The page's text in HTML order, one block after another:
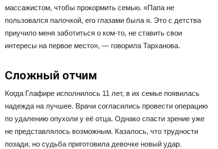
массажистом, чтобы прокормить семью. «Папа не
пользовался палочкой, его глазами была я. Это с детства
приучило меня заботиться о ком-то, не ставить свои
интересы на первое место», — говорила Тарханова.
Сложный отчим
Когда Глафире исполнилось 11 лет, в их семье появилась
надежда на лучшее. Врачи согласились провести операцию
по удалению опухоли у её отца. Однако спасти зрение уже
не представлялось возможным. Казалось, что трудности
позади, но судьба приготовила девочке новый удар.